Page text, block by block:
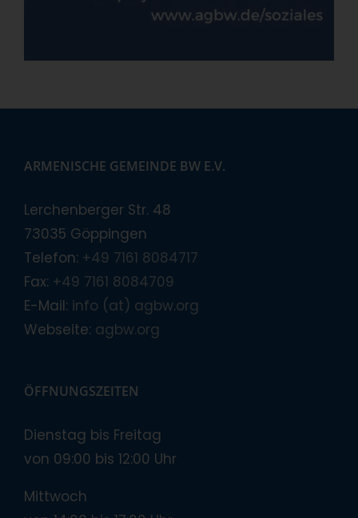
ARMENISCHE GEMEINDE BW E.V.
Lerchenberger Str. 48
73035 Göppingen
Telefon: +49 7161 8084717
Fax: +49 7161 8084709
E-Mail: info (at) agbw.org
Webseite: agbw.org
ÖFFNUNGSZEITEN
Dienstag bis Freitag
von 09:00 bis 12:00 Uhr
Mittwoch